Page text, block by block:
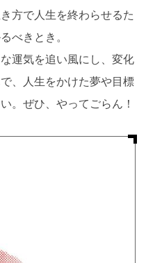
方で人生を終わらせるた
べきとき。
運気を追い風にし、変化
、人生をかけた夢や目標
。ぜひ、やってごらん！